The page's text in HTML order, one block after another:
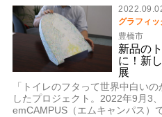
グラフィッ
豊橋市
新品の
に！新
展
「トイレのフタって世界中白い
したプロジェクト。2022年9月3
emCAMPUS（エムキャンパス）